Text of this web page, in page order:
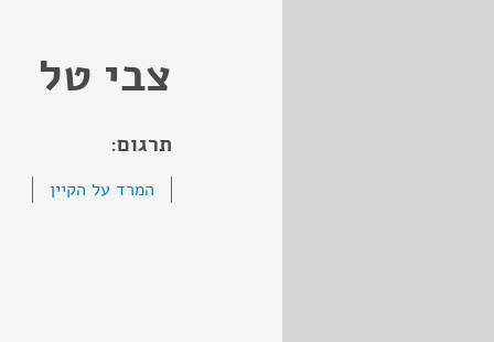
צבי טל
תרגום:
המרד על הקיין